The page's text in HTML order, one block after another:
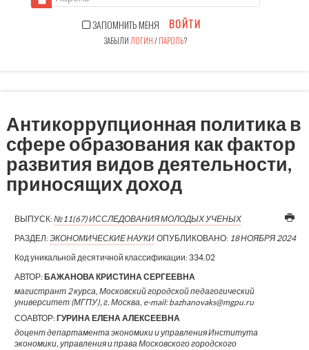
ЗАПОМНИТЬ МЕНЯ ВОЙТИ
ЗАБЫЛИ ЛОГИН/ПАРОЛЬ?
Антикоррупционная политика в
сфере образования как фактор
развития видов деятельности,
приносящих доход
ВЫПУСК:№11(67) ИССЛЕДОВАНИЯ МОЛОДЫХ УЧЕНЫХ
РАЗДЕЛ:ЭКОНОМИЧЕСКИЕ НАУКИ ОПУБЛИКОВАНО: 18 НОЯБРЯ 2024
Код уникальной десятичной классификации: 334.02
АВТОР:БАЖАНОВА КРИСТИНА СЕРГЕЕВНА
магистрант 2 курса, Московский городской педагогический
университет (МГПУ), г. Москва, e-mail: bazhanovaks@mgpu.ru
СОАВТОР:ГУРИНА ЕЛЕНА АЛЕКСЕЕВНА
доцент департамента экономики и управления Института
экономики, управления и права Московского городского